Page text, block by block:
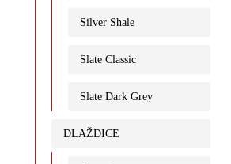
Silver Shale
Slate Classic
Slate Dark Grey
DLAŽDICE